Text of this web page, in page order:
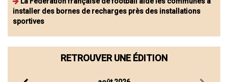
installer des bornes de recharges près des installations
sportives
RETROUVER UNE ÉDITION